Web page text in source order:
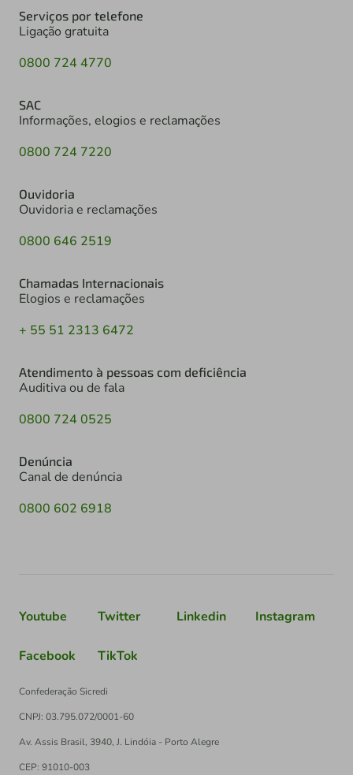
Serviços por telefone
Ligação gratuita
0800 724 4770
SAC
Informações, elogios e reclamações
0800 724 7220
Ouvidoria
Ouvidoria e reclamações
0800 646 2519
Chamadas Internacionais
Elogios e reclamações
+ 55 51 2313 6472
Atendimento à pessoas com deficiência
Auditiva ou de fala
0800 724 0525
Denúncia
Canal de denúncia
0800 602 6918
Youtube Twitter Linkedin Instagram
Facebook TikTok
Confederação Sicredi
CNPJ: 03.795.072/0001-60
Av. Assis Brasil, 3940, J. Lindóia - Porto Alegre
CEP: 91010-003